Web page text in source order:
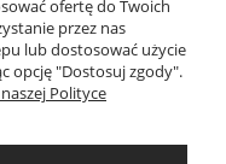
ofertę do Twoich
przez nas
lub dostosować użycie
opcję "Dostosuj zgody".
Polityce